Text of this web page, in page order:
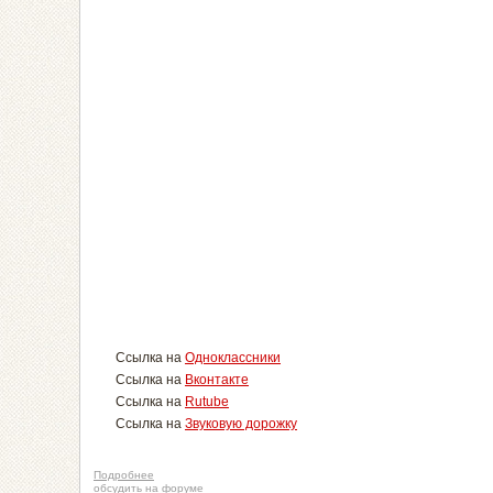
Ссылка на Одноклассники
Ссылка на Вконтакте
Ссылка на Rutube
Ссылка на Звуковую дорожку
Подробнее
обсудить на форуме